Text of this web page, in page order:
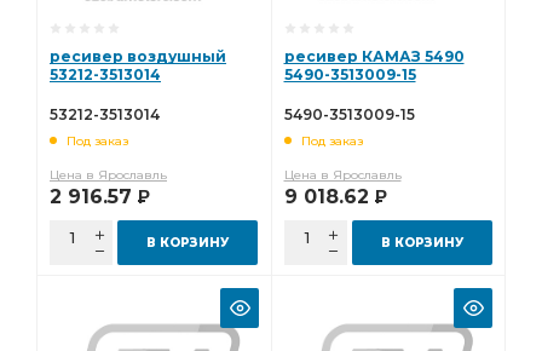
ресивер воздушный
53212-3513014
53212-3513014
Под заказ
Цена в Ярославль
2 916.57 Р
В КОРЗИНУ
ресивер КАМАЗ 5490
5490-3513009-15
5490-3513009-15
Под заказ
Цена в Ярославль
9 018.62 Р
В КОРЗИНУ